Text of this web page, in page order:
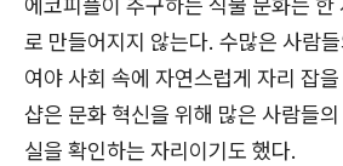
로 만들어지지 않는다. 수많은 사람
여야 사회 속에 자연스럽게 자리 잡
샵은 문화 혁신을 위해 많은 사람들
실을 확인하는 자리이기도 했다.